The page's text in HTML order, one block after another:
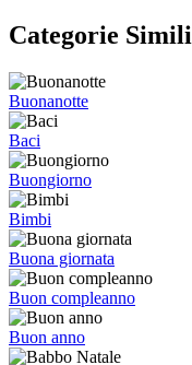
Categorie Simili
Buonanotte
Baci
Buongiorno
Bimbi
Buona giornata
Buon compleanno
Buon anno